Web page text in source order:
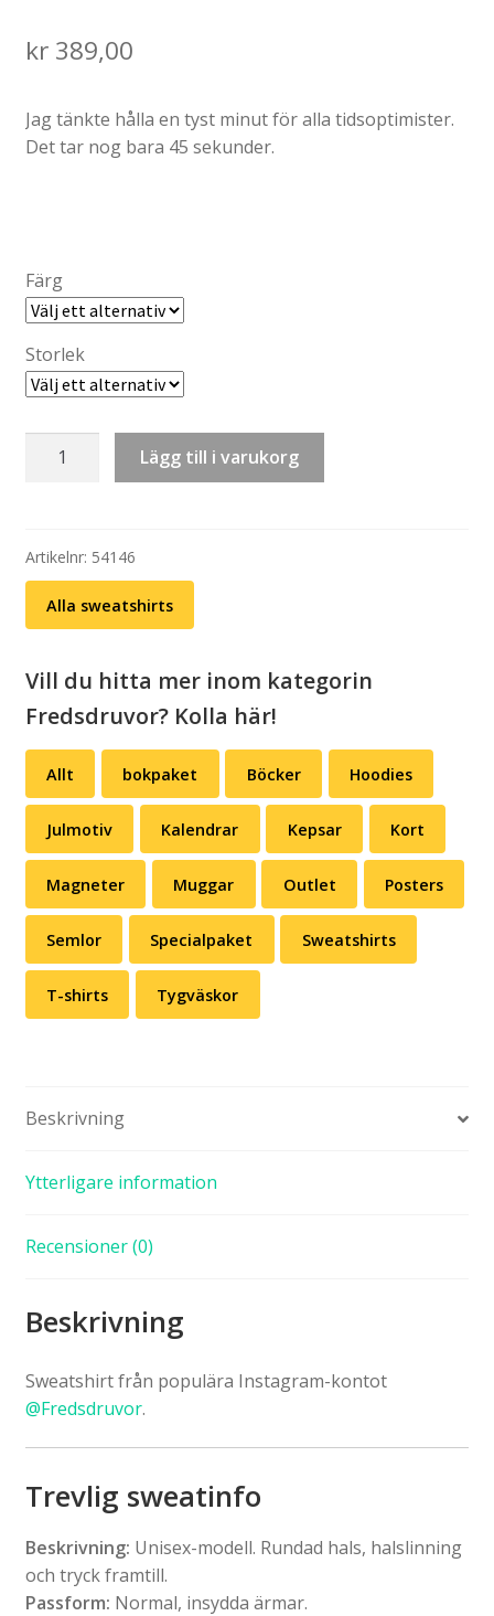
kr389,00
Jag tänkte hålla en tyst minut för alla tidsoptimister.
Det tar nog bara 45 sekunder.
Färg
Storlek
Sweatshirt:
mängd
Lägg till i varukorg
Artikelnr: 54146
Alla sweatshirts
Vill du hitta mer inom kategorin
Fredsdruvor? Kolla här!
Allt bokpaket Böcker Hoodies
Julmotiv Kalendrar Kepsar Kort
Magneter Muggar Outlet Posters
Semlor Specialpaket Sweatshirts
T-shirts Tygväskor
Beskrivning
Ytterligare information
Recensioner (0)
Beskrivning
Sweatshirt från populära Instagram-kontot
@Fredsdruvor.
Trevlig sweatinfo
Beskrivning: Unisex-modell. Rundad hals, halslinning
och tryck framtill.
Passform: Normal, insydda ärmar.